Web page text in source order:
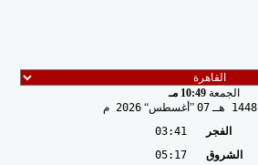
الجمعة 10:49 مـ
1448 هـ 07 أغسطس 2026 م
الفجر
03:41
الشروق
05:17